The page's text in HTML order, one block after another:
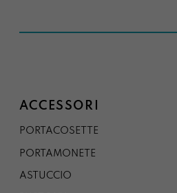
ACCESSORI
PORTACOSETTE
PORTAMONETE
ASTUCCIO